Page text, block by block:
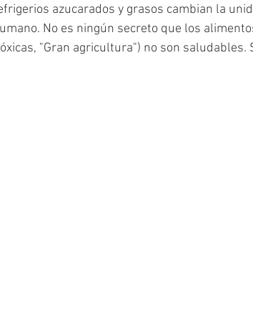
azucarados y grasos cambian la
No es ningún secreto que los
"Gran agricultura") no son saludables.